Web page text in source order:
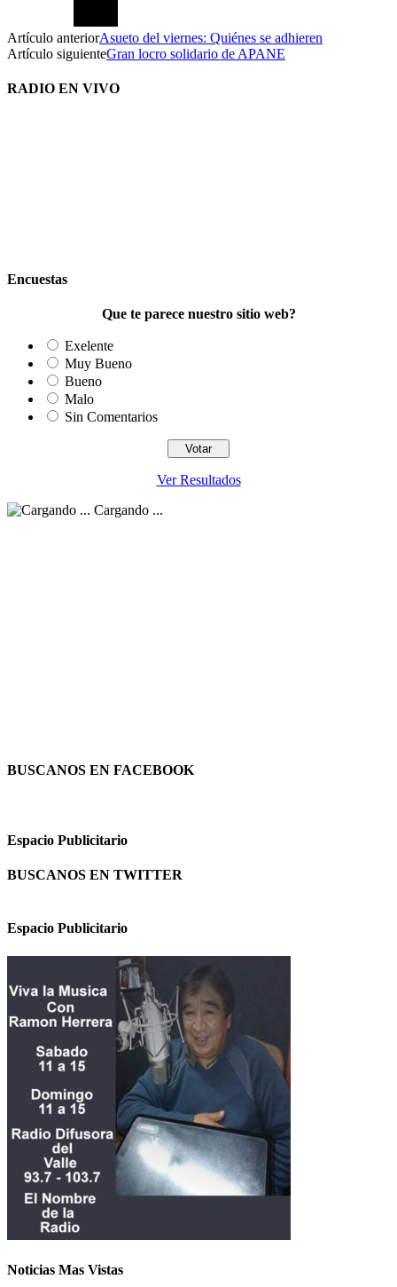
Artículo anteriorAsueto del viernes: Quiénes se adhieren
Artículo siguienteGran locro solidario de APANE
RADIO EN VIVO
Encuestas
Que te parece nuestro sitio web?
Exelente
Muy Bueno
Bueno
Malo
Sin Comentarios
Ver Resultados
Cargando ...
BUSCANOS EN FACEBOOK
Espacio Publicitario
BUSCANOS EN TWITTER
Espacio Publicitario
Noticias Mas Vistas